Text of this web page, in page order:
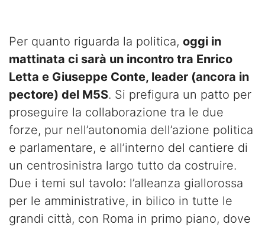
Per quanto riguarda la politica, oggi in
mattinata ci sarà un incontro tra Enrico
Letta e Giuseppe Conte, leader (ancora in
pectore) del M5S. Si prefigura un patto per
proseguire la collaborazione tra le due
forze, pur nell’autonomia dell’azione politica
e parlamentare, e all’interno del cantiere di
un centrosinistra largo tutto da costruire.
Due i temi sul tavolo: l’alleanza giallorossa
per le amministrative, in bilico in tutte le
grandi città, con Roma in primo piano, dove